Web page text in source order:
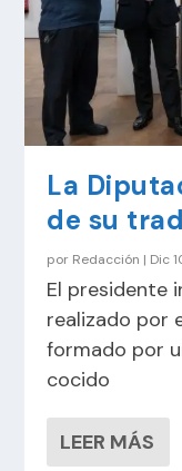
La
de su
por Redacción | Dic
El presidente
realizado por
formado por
cocido
LEER MÁS